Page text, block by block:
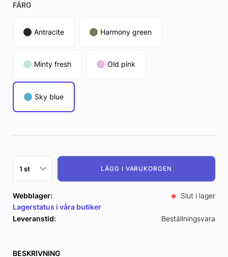
FÄRG
Antracite Harmony green
Minty fresh Old pink
Sky blue
LÄGG I VARUKORGEN
Webblager:
Slut i lager
Lagerstatus i våra butiker
Leveranstid:
Beställningsvara
BESKRIVNING